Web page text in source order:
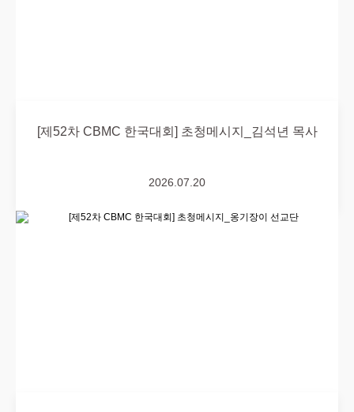
[제52차 CBMC 한국대회] 초청메시지_김석년 목사
2026.07.20